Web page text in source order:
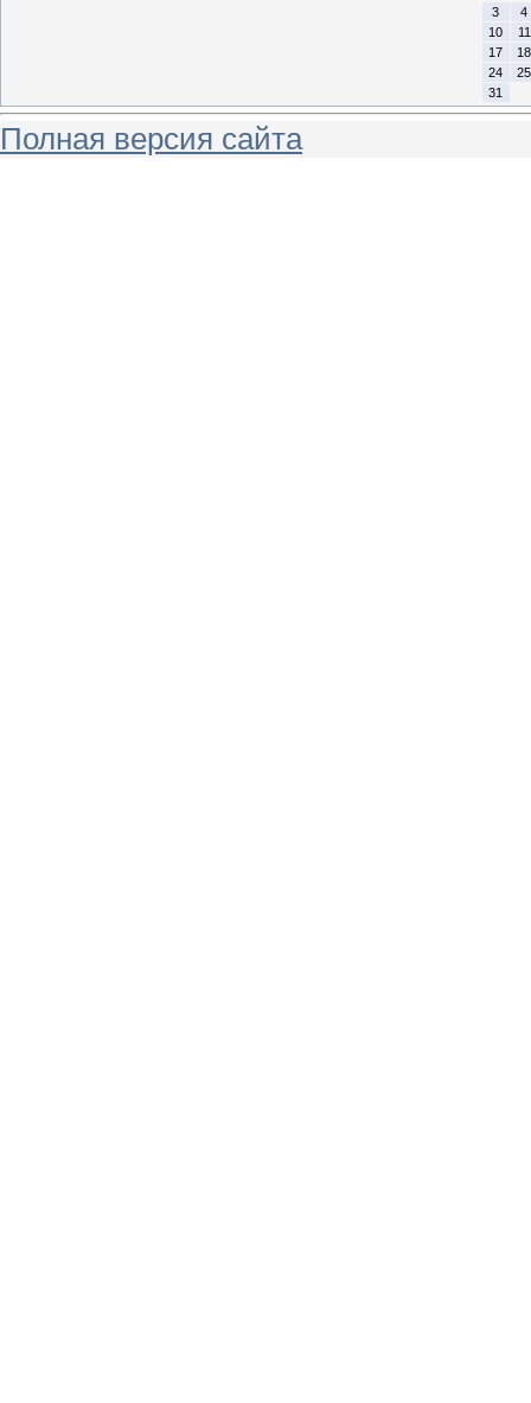
3
4
10
11
17
18
24
25
31
Полная версия сайта